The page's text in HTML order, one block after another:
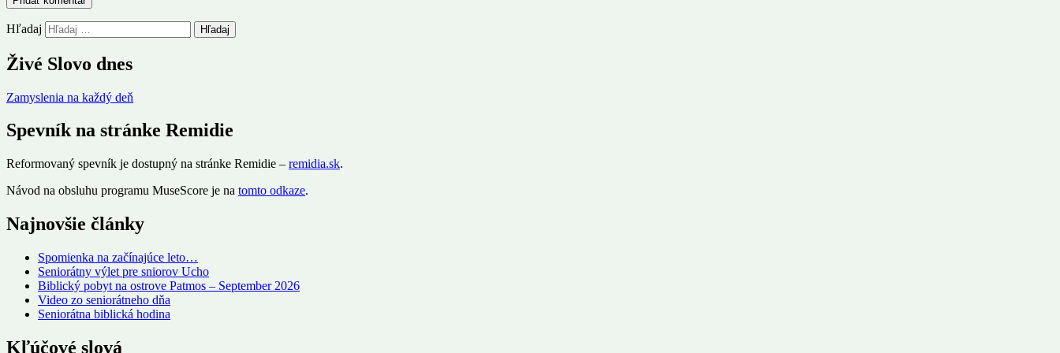
Hľadaj
Živé Slovo dnes
Zamyslenia na každý deň
Spevník na stránke Remidie
Reformovaný spevník je dostupný na stránke Remidie – remidia.sk.
Návod na obsluhu programu MuseScore je na tomto odkaze.
Najnovšie články
Spomienka na začínajúce leto…
Seniorátny výlet pre sniorov Ucho
Biblický pobyt na ostrove Patmos – September 2026
Video zo seniorátneho dňa
Seniorátna biblická hodina
Kľúčové slová